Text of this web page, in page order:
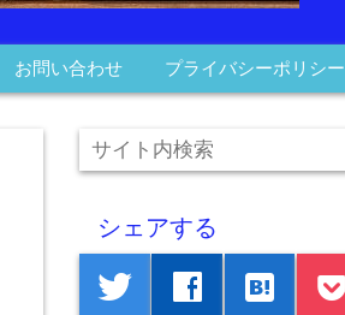
お問い合わせ プライバシーポリシー
シェアする
twitter facebook hatenabookmark